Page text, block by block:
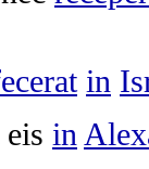
in
eis in